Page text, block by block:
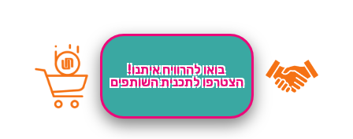
בואו להרוויח איתנו!
הצטרפו לתכנית השותפים